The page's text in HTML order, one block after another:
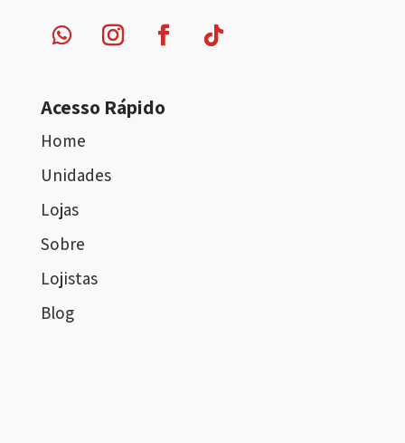
Acesso Rápido
Home
Unidades
Lojas
Sobre
Lojistas
Blog